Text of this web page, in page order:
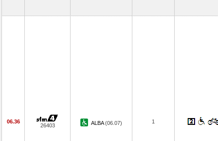
06.36
26403 ALBA(06.07) 1